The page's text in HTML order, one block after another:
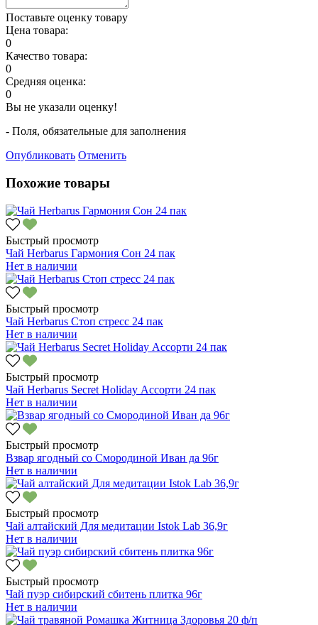
Поставьте оценку товару
Цена товара:
0
Качество товара:
0
Средняя оценка:
0
Вы не указали оценку!
- Поля, обязательные для заполнения
Опубликовать Отменить
Похожие товары
Быстрый просмотр
Чай Herbarus Гармония Сон 24 пак
Нет в наличии
Быстрый просмотр
Чай Herbarus Стоп стресс 24 пак
Нет в наличии
Быстрый просмотр
Чай Herbarus Secret Holiday Ассорти 24 пак
Нет в наличии
Быстрый просмотр
Взвар ягодный со Смородиной Иван да 96г
Нет в наличии
Быстрый просмотр
Чай алтайский Для медитации Istok Lab 36,9г
Нет в наличии
Быстрый просмотр
Чай пуэр сибирский сбитень плитка 96г
Нет в наличии